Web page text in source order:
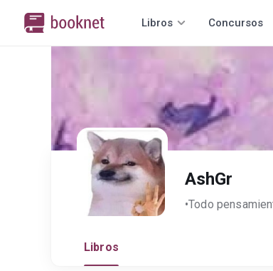
Libros Concursos
AshGr
Libros